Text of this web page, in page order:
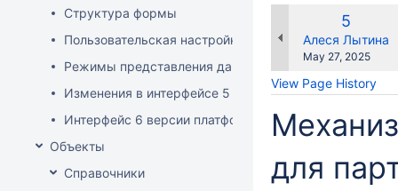
Структура формы
Пользовательская настройка интерфейса
Режимы представления данных
Изменения в интерфейсе 5 версии платформы
Интерфейс 6 версии платформы
Объекты
Справочники
Old
Version
5
Алеся Лытина
Saved
May 27, 2025
View Page History
для